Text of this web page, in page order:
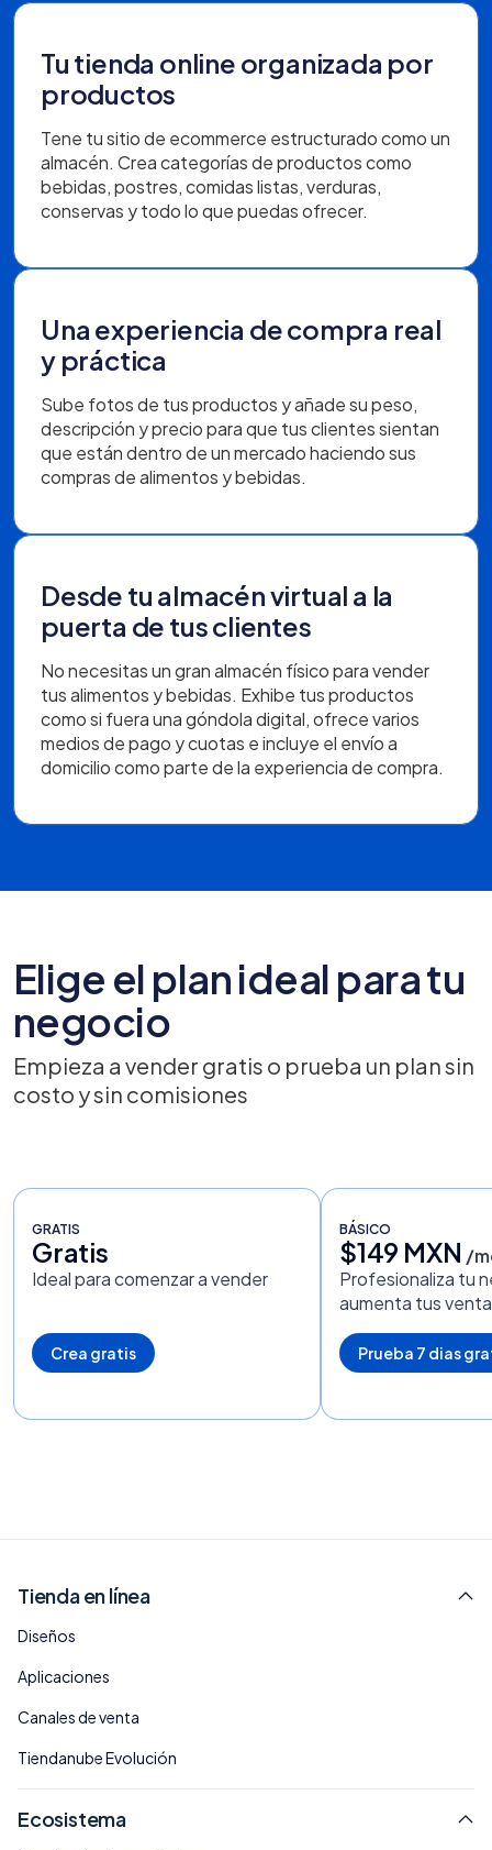
Tu tienda online organizada por
productos
Tene tu sitio de ecommerce estructurado como un
almacén. Crea categorías de productos como
bebidas, postres, comidas listas, verduras,
conservas y todo lo que puedas ofrecer.
Una experiencia de compra real
y práctica
Sube fotos de tus productos y añade su peso,
descripción y precio para que tus clientes sientan
que están dentro de un mercado haciendo sus
compras de alimentos y bebidas.
Desde tu almacén virtual a la
puerta de tus clientes
No necesitas un gran almacén físico para vender
tus alimentos y bebidas. Exhibe tus productos
como si fuera una góndola digital, ofrece varios
medios de pago y cuotas e incluye el envío a
domicilio como parte de la experiencia de compra.
Elige el plan ideal para tu
negocio
Empieza a vender gratis o prueba un plan sin
costo y sin comisiones
GRATIS
Gratis
Ideal para comenzar a vender
Crea gratis
BÁSICO
$149 MXN /
Profesionaliza tu
aumenta tus
Prueba 7 dias
Tienda en línea
Diseños
Aplicaciones
Canales de venta
Tiendanube Evolución
Ecosistema